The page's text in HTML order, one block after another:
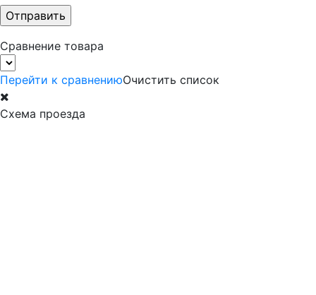
Сравнение товара
Перейти к сравнениюОчистить список
Схема проезда